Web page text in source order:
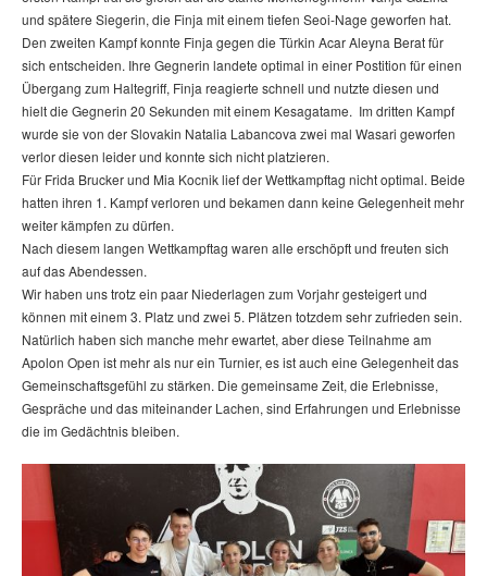
und spätere Siegerin, die Finja mit einem tiefen Seoi-Nage geworfen hat.
Den zweiten Kampf konnte Finja gegen die Türkin Acar Aleyna Berat für
sich entscheiden. Ihre Gegnerin landete optimal in einer Postition für einen
Übergang zum Haltegriff, Finja reagierte schnell und nutzte diesen und
hielt die Gegnerin 20 Sekunden mit einem Kesagatame. Im dritten Kampf
wurde sie von der Slovakin Natalia Labancova zwei mal Wasari geworfen
verlor diesen leider und konnte sich nicht platzieren.
Für Frida Brucker und Mia Kocnik lief der Wettkampftag nicht optimal. Beide
hatten ihren 1. Kampf verloren und bekamen dann keine Gelegenheit mehr
weiter kämpfen zu dürfen.
Nach diesem langen Wettkampftag waren alle erschöpft und freuten sich
auf das Abendessen.
Wir haben uns trotz ein paar Niederlagen zum Vorjahr gesteigert und
können mit einem 3. Platz und zwei 5. Plätzen totzdem sehr zufrieden sein.
Natürlich haben sich manche mehr ewartet, aber diese Teilnahme am
Apolon Open ist mehr als nur ein Turnier, es ist auch eine Gelegenheit das
Gemeinschaftsgefühl zu stärken. Die gemeinsame Zeit, die Erlebnisse,
Gespräche und das miteinander Lachen, sind Erfahrungen und Erlebnisse
die im Gedächtnis bleiben.